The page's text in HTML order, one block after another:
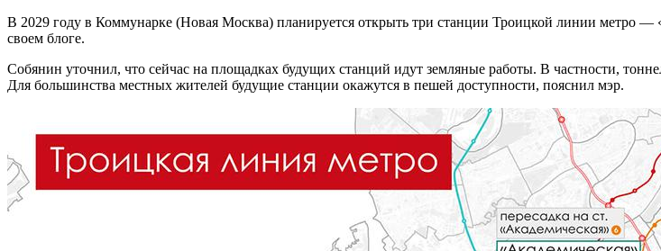
В 2029 году в Коммунарке (Новая Москва) планируется открыть три станции Троицкой линии метро
своем блоге.
Собянин уточнил, что сейчас на площадках будущих станций идут земляные работы. В частности,
Для большинства местных жителей будущие станции окажутся в пешей доступности, пояснил мэр.